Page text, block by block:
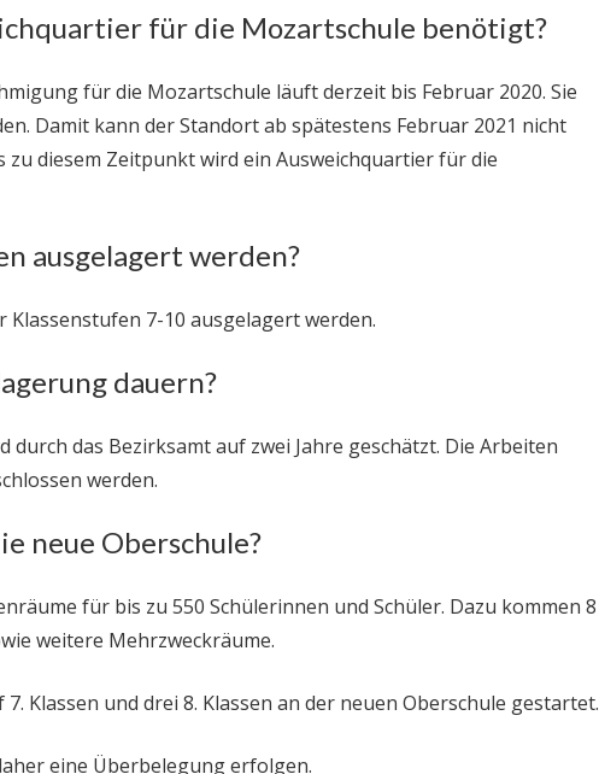
für die Mozartschule benötigt?
für die Mozartschule läuft derzeit bis Februar 2020. Sie
Damit kann der Standort ab spätestens Februar 2021 nicht
zu diesem Zeitpunkt wird ein Ausweichquartier für die
ausgelagert werden?
Klassenstufen 7-10 ausgelagert werden.
dauern?
durch das Bezirksamt auf zwei Jahre geschätzt. Die Arbeiten
werden.
neue Oberschule?
für bis zu 550 Schülerinnen und Schüler. Dazu kommen 8
weitere Mehrzweckräume.
Klassen und drei 8. Klassen an der neuen Oberschule gestartet.
eine Überbelegung erfolgen.